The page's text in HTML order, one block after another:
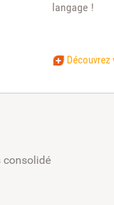
langage !
consolidé